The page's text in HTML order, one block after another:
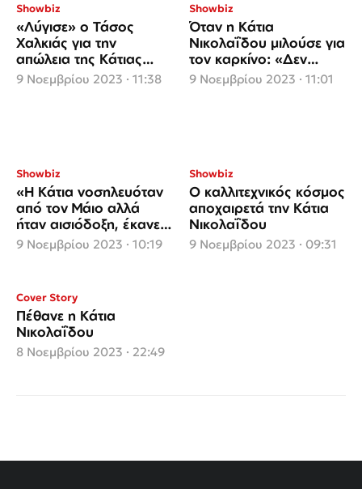
Showbiz
«Λύγισε» ο Τάσος
Χαλκιάς για την
απώλεια της Κάτιας
Νικολαΐδου
9 Νοεμβρίου 2023 · 11:38
Showbiz
Όταν η Κάτια
Νικολαΐδου μιλούσε για
τον καρκίνο: «Δεν
φοβάμαι τον θάνατο»
9 Νοεμβρίου 2023 · 11:01
Showbiz
«Η Κάτια νοσηλευόταν
από τον Μάιο αλλά
ήταν αισιόδοξη, έκανε
σχέδια να πάει τις
γιορτές στη Νέα
9 Νοεμβρίου 2023 · 10:19
Showbiz
Ο καλλιτεχνικός κόσμος
αποχαιρετά την Κάτια
Νικολαΐδου
9 Νοεμβρίου 2023 · 09:31
Cover Story
Πέθανε η Κάτια
Νικολαΐδου
8 Νοεμβρίου 2023 · 22:49